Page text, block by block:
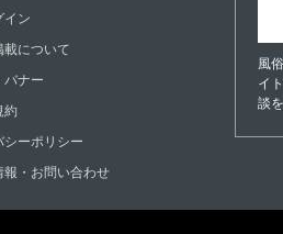
イン
載について
バナー
約
シーポリシー
報・お問い合わせ
風
イ
談